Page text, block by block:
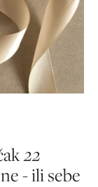
22
- ili sebe